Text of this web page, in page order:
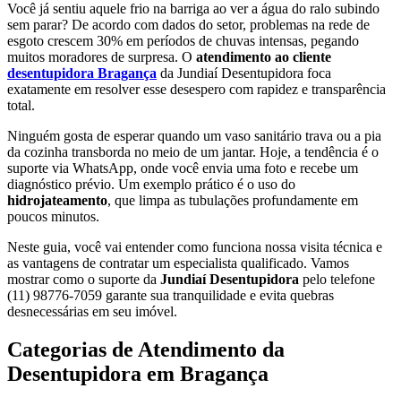
Você já sentiu aquele frio na barriga ao ver a água do ralo subindo
sem parar? De acordo com dados do setor, problemas na rede de
esgoto crescem 30% em períodos de chuvas intensas, pegando
muitos moradores de surpresa. O atendimento ao cliente
desentupidora Bragança da Jundiaí Desentupidora foca
exatamente em resolver esse desespero com rapidez e transparência
total.
Ninguém gosta de esperar quando um vaso sanitário trava ou a pia
da cozinha transborda no meio de um jantar. Hoje, a tendência é o
suporte via WhatsApp, onde você envia uma foto e recebe um
diagnóstico prévio. Um exemplo prático é o uso do
hidrojateamento, que limpa as tubulações profundamente em
poucos minutos.
Neste guia, você vai entender como funciona nossa visita técnica e
as vantagens de contratar um especialista qualificado. Vamos
mostrar como o suporte da Jundiaí Desentupidora pelo telefone
(11) 98776-7059 garante sua tranquilidade e evita quebras
desnecessárias em seu imóvel.
Categorias de Atendimento da
Desentupidora em Bragança